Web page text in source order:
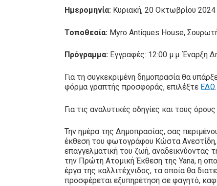
Ημερομηνία: Κυριακή, 20 Οκτωβρίου 2024
Τοποθεσία: Myro Antiques House,
Πρόγραμμα: Εγγραφές: 12:00 μ.μ. Έναρξη
Για τη συγκεκριμένη δημοπρασία θα
φόρμα γραπτής προσφοράς, επιλέξτε ΕΔΩ.
Για τις αναλυτικές οδηγίες και τους
Την ημέρα της Δημοπρασίας, σας
έκθεση του φωτογράφου Κώστα
επαγγελματική του ζωή, αναδεικνύοντας
την Πρώτη Ατομική Έκθεση της Yana, η
έργα της καλλιτέχνιδος, τα οποία θα
προσφέρεται εξυπηρέτηση σε φαγητό,